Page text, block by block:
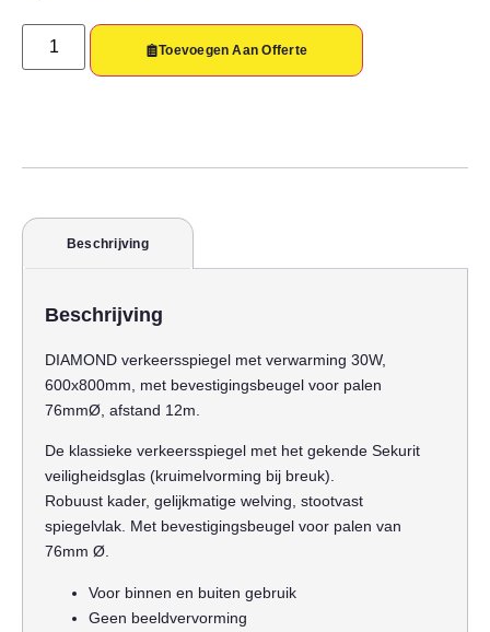
Toevoegen Aan Offerte
Beschrijving
Beschrijving
DIAMOND verkeersspiegel met verwarming 30W,
600x800mm, met bevestigingsbeugel voor palen
76mmØ, afstand 12m.
De klassieke verkeersspiegel met het gekende Sekurit
veiligheidsglas (kruimelvorming bij breuk).
Robuust kader, gelijkmatige welving, stootvast
spiegelvlak. Met bevestigingsbeugel voor palen van
76mm Ø.
Voor binnen en buiten gebruik
Geen beeldvervorming